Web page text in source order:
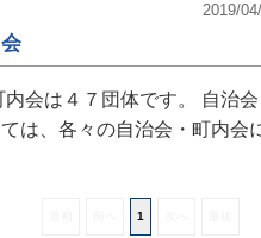
2019/
会は４７団体です。 自治
は、各々の自治会・町内会
1